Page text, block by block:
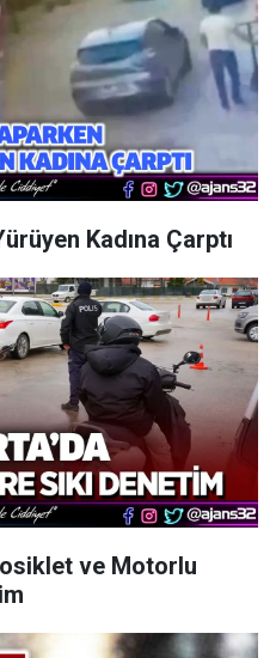
Kadına Çarptı
ve Motorlu